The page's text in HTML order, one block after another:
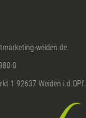
weiden.de
0
1 92637 Weiden i.d.OPf.